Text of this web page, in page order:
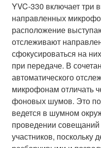
YVC-330 включает три
направленных
расположение
отслеживают
сфокусироваться на
при передаче. В
автоматического
микрофонам отличать
фоновых шумов. Это
ведется в шумном
проведении
участников, поскольку